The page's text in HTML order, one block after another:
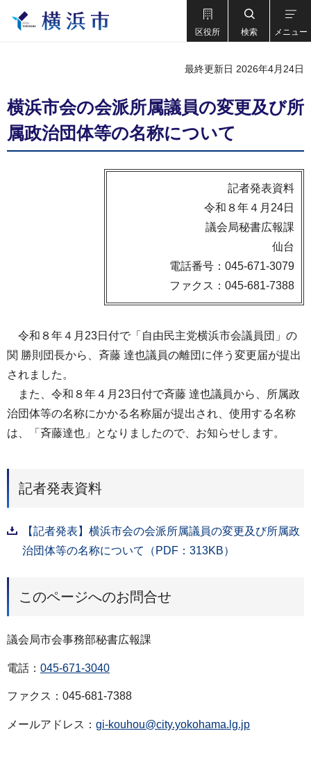
区役所 検索 メニュー
最終更新日 2026年4月24日
横浜市会の会派所属議員の変更及び所
属政治団体等の名称について
記者発表資料
令和８年４月24日
議会局秘書広報課
仙台
電話番号：045-671-3079
ファクス：045-681-7388
令和８年４月23日付で「自由民主党横浜市会議員団」の
関 勝則団長から、斉藤 達也議員の離団に伴う変更届が提出
されました。
また、令和８年４月23日付で斉藤 達也議員から、所属政
治団体等の名称にかかる名称届が提出され、使用する名称
は、「斉藤達也」となりましたので、お知らせします。
記者発表資料
【記者発表】横浜市会の会派所属議員の変更及び所属政
治団体等の名称について（PDF：313KB）
このページへのお問合せ
議会局市会事務部秘書広報課
電話： 045-671-3040
ファクス：045-681-7388
メールアドレス： gi-kouhou@city.yokohama.lg.jp